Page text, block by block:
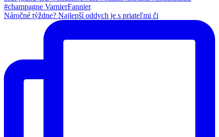
Náročné týždne? Najlepší oddych je s priateľmi či